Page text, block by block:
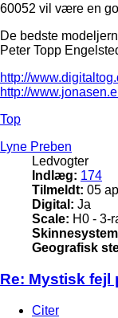
60052 vil være en
De bedste
Peter Topp
http://
http://
Top
Lyne Preben
Ledvogter
Indlæg: 174
Tilmeldt: 05
Digital: Ja
Scale: H0 - 3-
Geografisk
Re: Mystisk fejl
Citer